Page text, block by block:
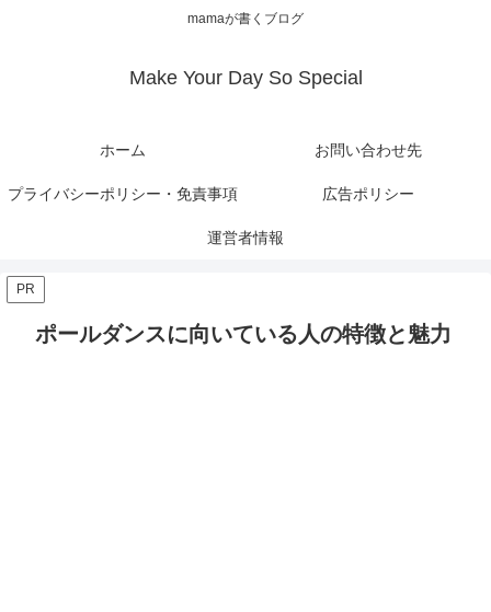
mamaが書くブログ
Make Your Day So Special
ホーム お問い合わせ先
プライバシーポリシー・免責事項 広告ポリシー
運営者情報
PR
ポールダンスに向いている人の特徴と魅力